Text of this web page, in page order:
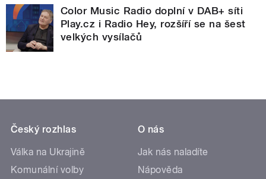
Color Music Radio doplní v DAB+ síti
Play.cz i Radio Hey, rozšíří se na šest
velkých vysílačů
Český rozhlas
Válka na Ukrajině
Komunální volby
O nás
Jak nás naladíte
Nápověda